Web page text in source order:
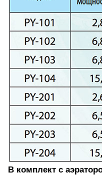
В комплект с